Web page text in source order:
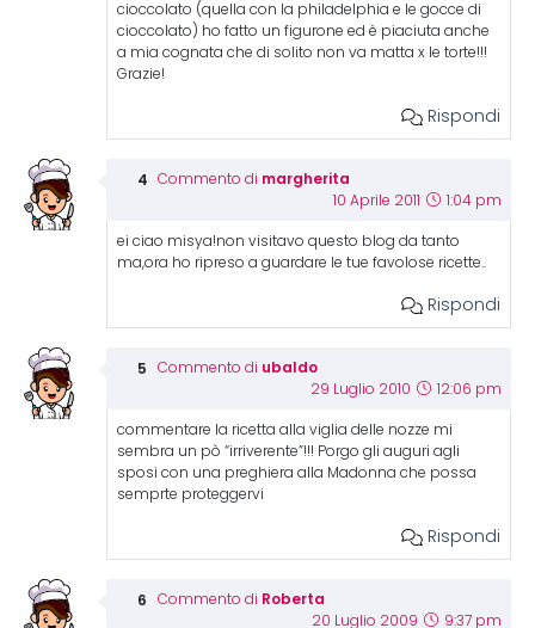
cioccolato (quella con la philadelphia e le gocce di
cioccolato) ho fatto un figurone ed è piaciuta anche
a mia cognata che di solito non va matta x le torte!!!
Grazie!
Rispondi
Commento di margherita
10 Aprile 2011 1:04 pm
ei ciao misya!non visitavo questo blog da tanto
ma,ora ho ripreso a guardare le tue favolose ricette..
Rispondi
Commento di ubaldo
29 Luglio 2010 12:06 pm
commentare la ricetta alla viglia delle nozze mi
sembra un pò “irriverente”!!! Porgo gli auguri agli
sposi con una preghiera alla Madonna che possa
semprte proteggervi
Rispondi
Commento di Roberta
20 Luglio 2009 9:37 pm